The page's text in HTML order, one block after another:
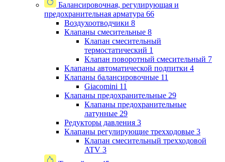
Балансировочная, регулирующая и
предохранительная арматура 66
Воздухоотводчики 8
Клапаны cмесительные 8
Клапан cмесительный
термостатический 1
Клапан поворотный cмесительный 7
Клапаны автоматической подпитки 4
Клапаны балансировочные 11
Giacomini 11
Клапаны предохранительные 29
Клапаны предохранительные
латунные 29
Редукторы давления 3
Клапаны регулирующие трехходовые 3
Клапан смесительный трехходовой
ATV 3